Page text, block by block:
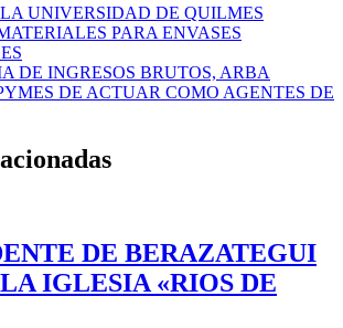
UNIVERSIDAD DE QUILMES
PARA ENVASES
DE INGRESOS BRUTOS, ARBA
DE ACTUAR COMO AGENTES DE
DE BERAZATEGUI
IGLESIA «RIOS DE